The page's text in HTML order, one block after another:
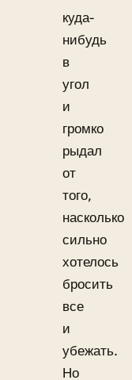
куда-
нибудь
в
угол
и
громко
рыдал
от
того,
насколько
сильно
хотелось
бросить
все
и
убежать.
Но